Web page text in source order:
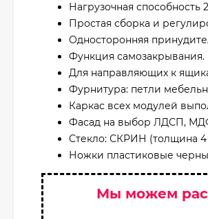
Нагрузочная способность
Простая сборка и
Односторонняя
Функция самозакрывания.
Для направляющих к
Фурнитура: петли
Каркас всех модулей
Фасад на выбор ЛДСП,
Стекло: СКРИН (толщина
Ножки пластиковые
Мы можем